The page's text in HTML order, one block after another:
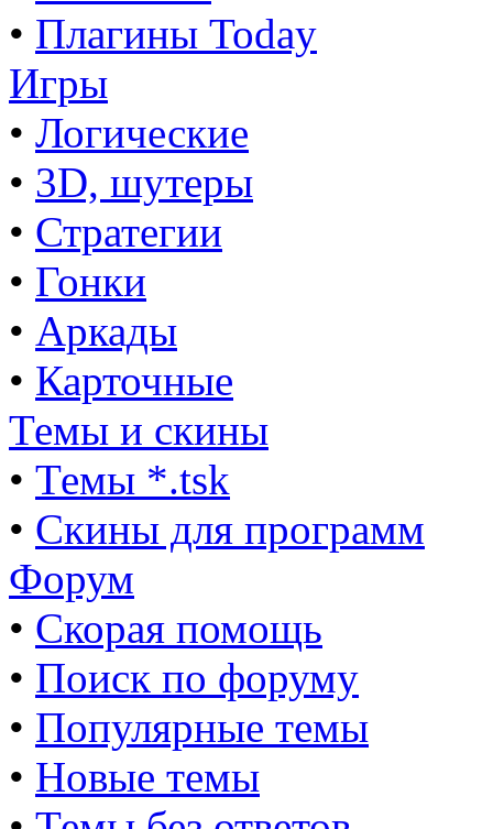
• Плагины Today
Игры
• Логические
• 3D, шутеры
• Стратегии
• Гонки
• Аркады
• Карточные
Темы и скины
• Темы *.tsk
• Скины для программ
Форум
• Скорая помощь
• Поиск по форуму
• Популярные темы
• Новые темы